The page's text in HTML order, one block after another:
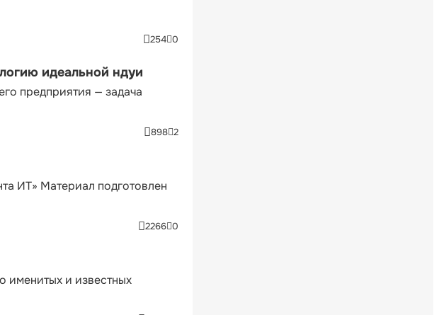
254 0
идеальной ндуи
предприятия — задача
898 2
ИТ» Материал подготовлен
2266 0
именитых и известных